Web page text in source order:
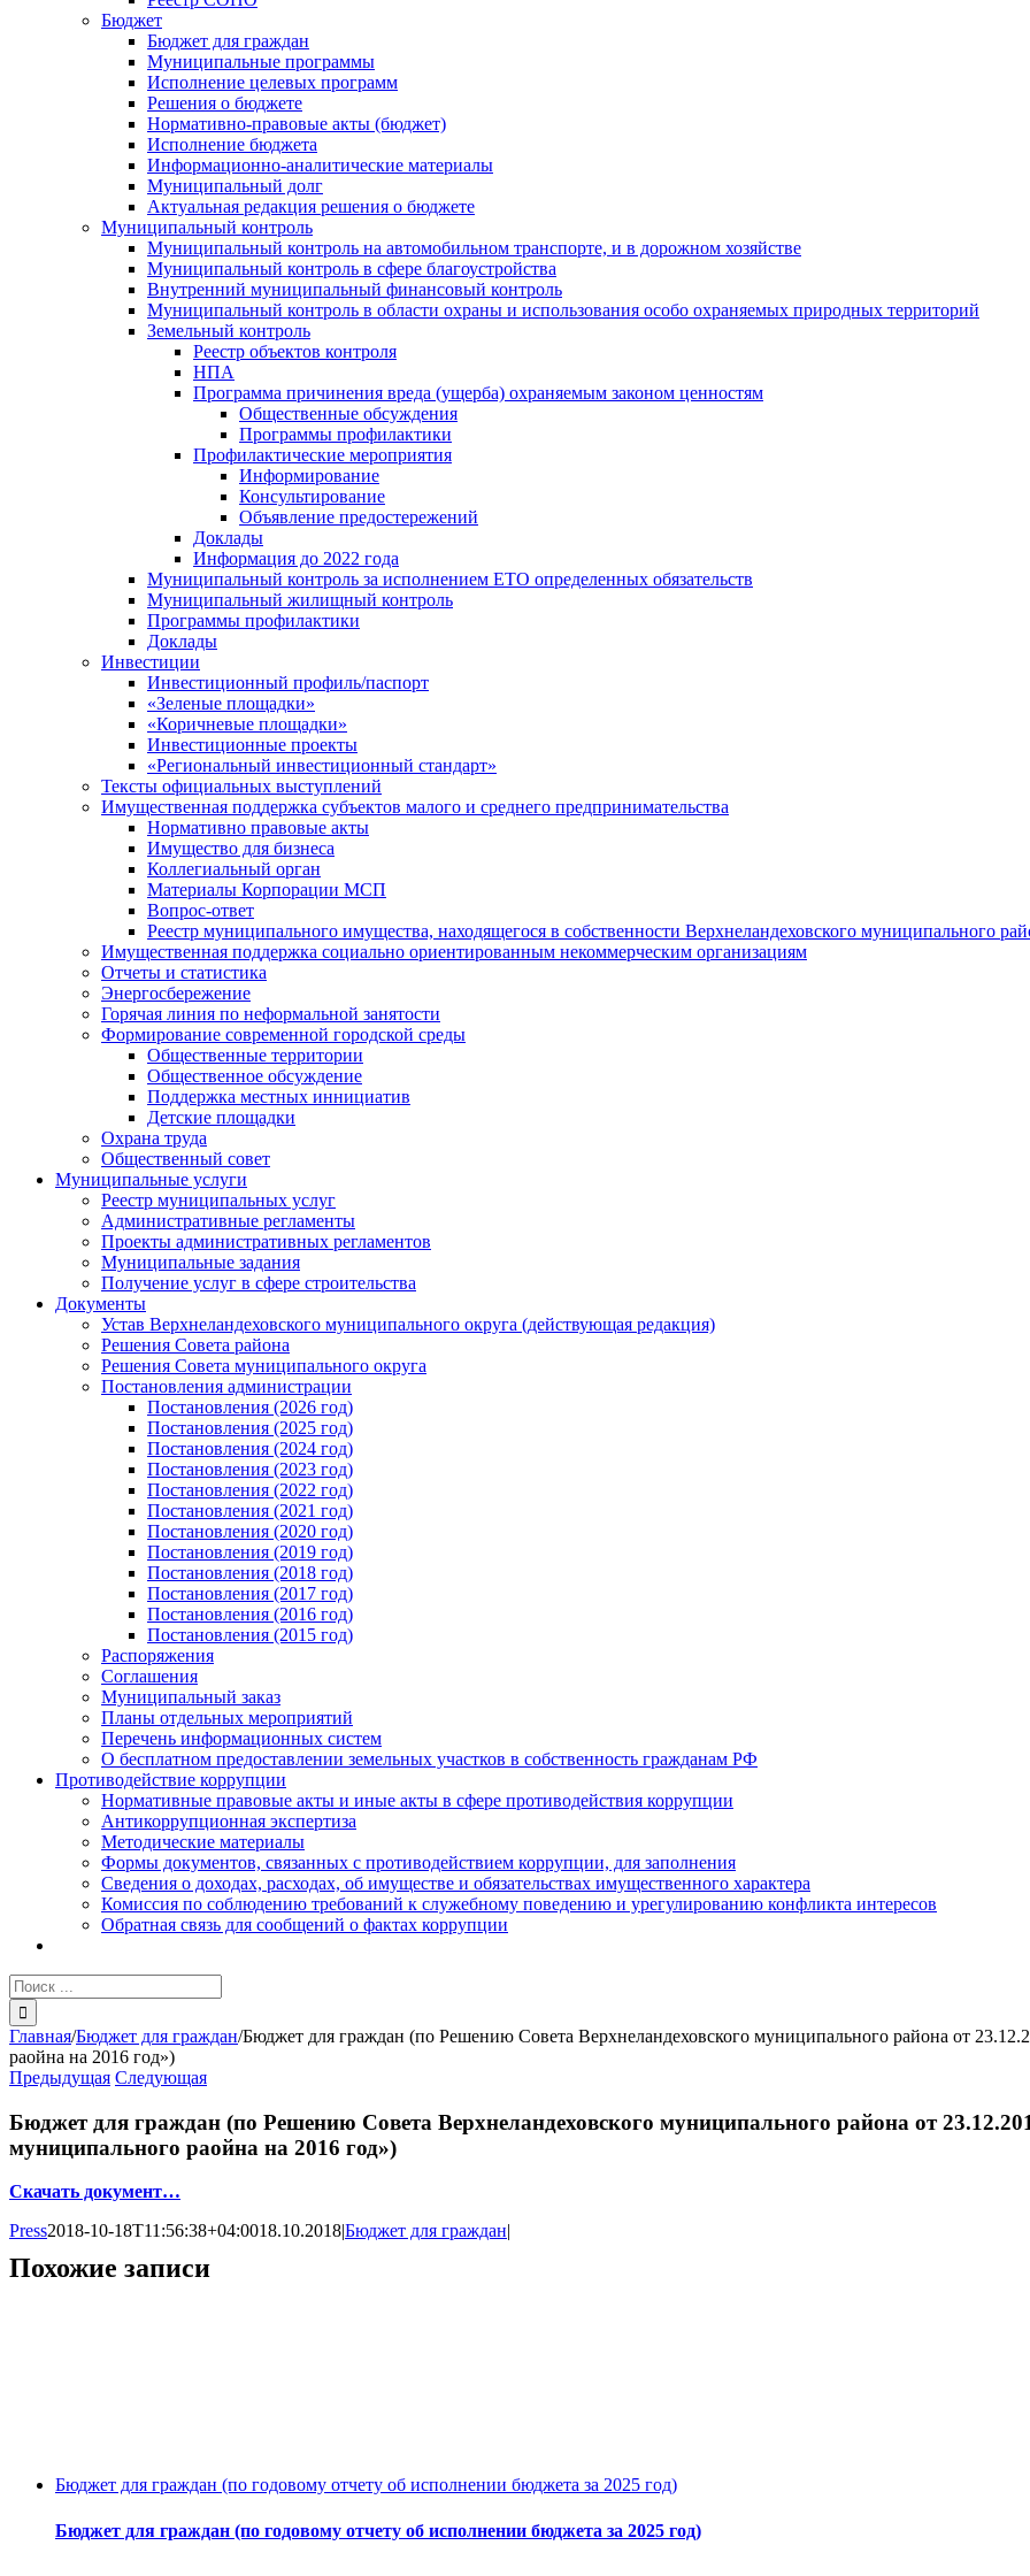
Бюджет
Бюджет для граждан
Муниципальные программы
Исполнение целевых программ
Решения о бюджете
Нормативно-правовые акты (бюджет)
Исполнение бюджета
Информационно-аналитические материалы
Муниципальный долг
Актуальная редакция решения о бюджете
Муниципальный контроль
Муниципальный контроль на автомобильном транспорте, и в дорожном хозяйстве
Муниципальный контроль в сфере благоустройства
Внутренний муниципальный финансовый контроль
Муниципальный контроль в области охраны и использования особо охраняемых природных территорий
Земельный контроль
Реестр объектов контроля
НПА
Программа причинения вреда (ущерба) охраняемым законом ценностям
Общественные обсуждения
Программы профилактики
Профилактические мероприятия
Информирование
Консультирование
Объявление предостережений
Доклады
Информация до 2022 года
Муниципальный контроль за исполнением ЕТО определенных обязательств
Муниципальный жилищный контроль
Программы профилактики
Доклады
Инвестиции
Инвестиционный профиль/паспорт
«Зеленые площадки»
«Коричневые площадки»
Инвестиционные проекты
«Региональный инвестиционный стандарт»
Тексты официальных выступлений
Имущественная поддержка субъектов малого и среднего предпринимательства
Нормативно правовые акты
Имущество для бизнеса
Коллегиальный орган
Материалы Корпорации МСП
Вопрос-ответ
Реестр муниципального имущества, находящегося в собственности Верхнеландеховского муниципального
Имущественная поддержка социально ориентированным некоммерческим организациям
Отчеты и статистика
Энергосбережение
Горячая линия по неформальной занятости
Формирование современной городской среды
Общественные территории
Общественное обсуждение
Поддержка местных иннициатив
Детские площадки
Охрана труда
Общественный совет
Муниципальные услуги
Реестр муниципальных услуг
Административные регламенты
Проекты административных регламентов
Муниципальные задания
Получение услуг в сфере строительства
Документы
Устав Верхнеландеховского муниципального округа (действующая редакция)
Решения Совета района
Решения Совета муниципального округа
Постановления администрации
Постановления (2026 год)
Постановления (2025 год)
Постановления (2024 год)
Постановления (2023 год)
Постановления (2022 год)
Постановления (2021 год)
Постановления (2020 год)
Постановления (2019 год)
Постановления (2018 год)
Постановления (2017 год)
Постановления (2016 год)
Постановления (2015 год)
Распоряжения
Соглашения
Муниципальный заказ
Планы отдельных мероприятий
Перечень информационных систем
О бесплатном предоставлении земельных участков в собственность гражданам РФ
Противодействие коррупции
Нормативные правовые акты и иные акты в сфере противодействия коррупции
Антикоррупционная экспертиза
Методические материалы
Формы документов, связанных с противодействием коррупции, для заполнения
Сведения о доходах, расходах, об имуществе и обязательствах имущественного характера
Комиссия по соблюдению требований к служебному поведению и урегулированию конфликта интересов
Обратная связь для сообщений о фактах коррупции
Результат
поиска:
Главная/Бюджет для граждан/Бюджет для граждан (по Решению Совета Верхнеландеховского муниципального района от
раойна на 2016 год»)
Предыдущая Следующая
Бюджет для граждан (по Решению Совета Верхнеландеховского муниципального района от
муниципального раойна на 2016 год»)
Скачать документ…
Press2018-10-18T11:56:38+04:0018.10.2018|Бюджет для граждан|
Похожие записи
Бюджет для граждан (по годовому отчету об исполнении бюджета за 2025 год)
Бюджет для граждан (по годовому отчету об исполнении бюджета за 2025 год)